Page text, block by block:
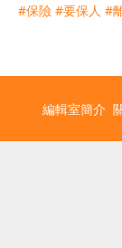
#保險 #要保人 #
編輯室簡介